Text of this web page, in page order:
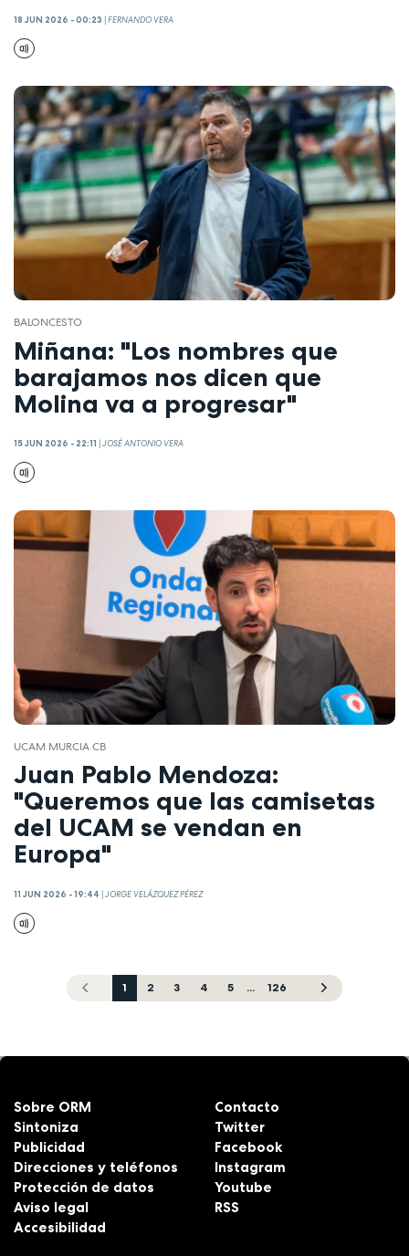
18 JUN 2026 - 00:23 |FERNANDO VERA
BALONCESTO
Miñana: "Los nombres que
barajamos nos dicen que
Molina va a progresar"
15 JUN 2026 - 22:11 JOSÉ ANTONIO VERA
UCAM MURCIA CB
Juan Pablo Mendoza:
"Queremos que las camisetas
del UCAM se vendan en
Europa"
11 JUN 2026 - 19:44 |JORGE VELÁZQUEZ PÉREZ
1 2 3 4 5 ... 126
Sobre ORM
Sintoniza
Publicidad
Direcciones y teléfonos
Protección de datos
Aviso legal
Accesibilidad
Contacto
Twitter
Facebook
Instagram
Youtube
RSS